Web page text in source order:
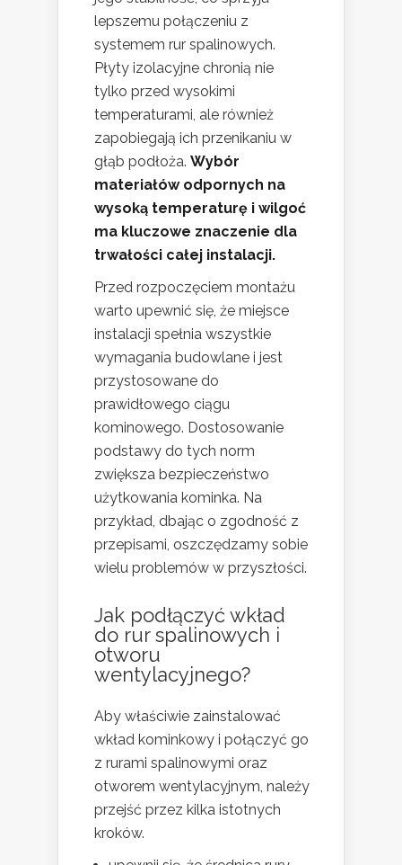
lepszemu połączeniu z
systemem rur spalinowych.
Płyty izolacyjne chronią nie
tylko przed wysokimi
temperaturami, ale również
zapobiegają ich przenikaniu w
głąb podłoża. Wybór
materiałów odpornych na
wysoką temperaturę i wilgoć
ma kluczowe znaczenie dla
trwałości całej instalacji.
Przed rozpoczęciem montażu
warto upewnić się, że miejsce
instalacji spełnia wszystkie
wymagania budowlane i jest
przystosowane do
prawidłowego ciągu
kominowego. Dostosowanie
podstawy do tych norm
zwiększa bezpieczeństwo
użytkowania kominka. Na
przykład, dbając o zgodność z
przepisami, oszczędzamy sobie
wielu problemów w przyszłości.
Jak podłączyć wkład
do rur spalinowych i
otworu
wentylacyjnego?
Aby właściwie zainstalować
wkład kominkowy i połączyć go
z rurami spalinowymi oraz
otworem wentylacyjnym, należy
przejść przez kilka istotnych
kroków.